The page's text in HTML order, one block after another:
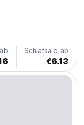
Schlafsäle ab
€6.13